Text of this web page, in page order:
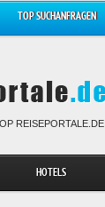
TOP SUCHANFRAGEN
REISEPORTALE.DE
HOTELS